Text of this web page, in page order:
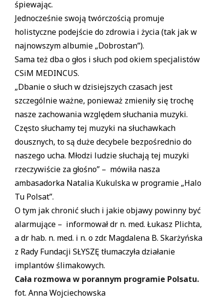
śpiewając.
Jednocześnie swoją twórczością promuje
holistyczne podejście do zdrowia i życia (tak jak w
najnowszym albumie „Dobrostan”).
Sama też dba o głos i słuch pod okiem specjalistów
CSiM MEDINCUS.
„Dbanie o słuch w dzisiejszych czasach jest
szczególnie ważne, ponieważ zmieniły się trochę
nasze zachowania względem słuchania muzyki.
Często słuchamy tej muzyki na słuchawkach
dousznych, to są duże decybele bezpośrednio do
naszego ucha. Młodzi ludzie słuchają tej muzyki
rzeczywiście za głośno” – mówiła nasza
ambasadorka Natalia Kukulska w programie „Halo
Tu Polsat”.
O tym jak chronić słuch i jakie objawy powinny być
alarmujące – informował dr n. med. Łukasz Plichta,
a dr hab. n. med. i n. o zdr. Magdalena B. Skarżyńska
z Rady Fundacji SŁYSZĘ tłumaczyła działanie
implantów ślimakowych.
Cała rozmowa w porannym programie Polsatu.
fot. Anna Wojciechowska